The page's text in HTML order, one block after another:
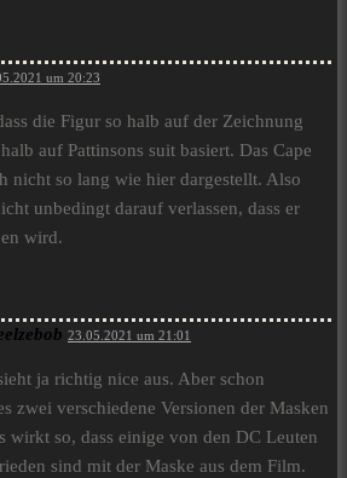
um 20:23
die Figur so halb auf der Zeichnung
auf Pattinsons suit basiert. Das Cape
nicht so lang wie hier dargestellt. Also
unbedingt darauf verlassen, dass er
wird.
23.05.2021 um 21:01
ja richtig nice aus. Aber schon
zwei verschiedene Versionen der Masken
wirkt so, dass einige von den DC Leuten
sind mit der Maske aus dem Film.